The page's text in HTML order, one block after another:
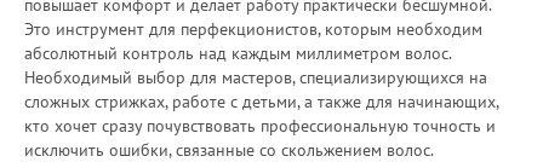
повышает комфорт и делает работу практически бесшумной.
Это инструмент для перфекционистов, которым необходим
абсолютный контроль над каждым миллиметром волос.
Необходимый выбор для мастеров, специализирующихся на
сложных стрижках, работе с детьми, а также для начинающих,
кто хочет сразу почувствовать профессиональную точность и
исключить ошибки, связанные со скольжением волос.